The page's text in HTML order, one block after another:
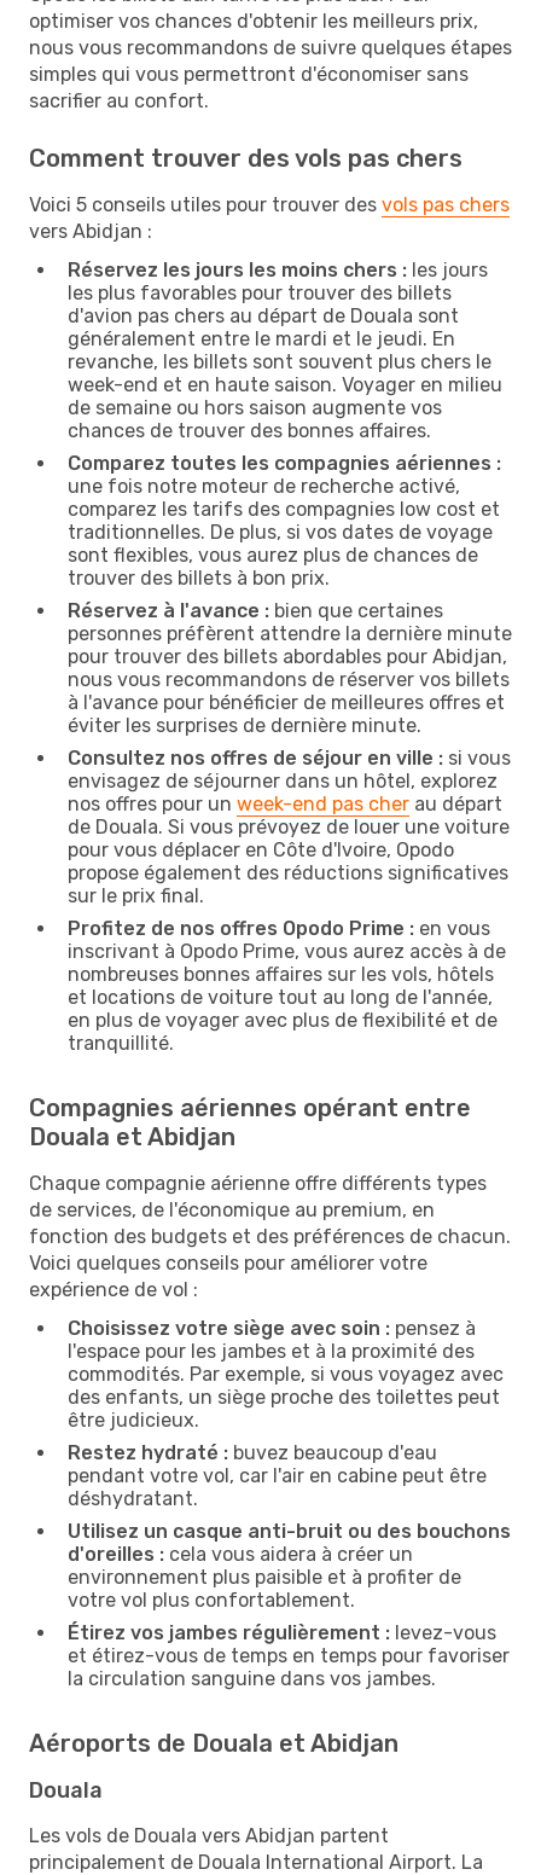
optimiser vos chances d'obtenir les meilleurs prix,
nous vous recommandons de suivre quelques étapes
simples qui vous permettront d'économiser sans
sacrifier au confort.
Comment trouver des vols pas chers
Voici 5 conseils utiles pour trouver des vols pas chers
vers Abidjan :
Réservez les jours les moins chers : les jours
les plus favorables pour trouver des billets
d'avion pas chers au départ de Douala sont
généralement entre le mardi et le jeudi. En
revanche, les billets sont souvent plus chers le
week-end et en haute saison. Voyager en milieu
de semaine ou hors saison augmente vos
chances de trouver des bonnes affaires.
Comparez toutes les compagnies aériennes :
une fois notre moteur de recherche activé,
comparez les tarifs des compagnies low cost et
traditionnelles. De plus, si vos dates de voyage
sont flexibles, vous aurez plus de chances de
trouver des billets à bon prix.
Réservez à l'avance : bien que certaines
personnes préfèrent attendre la dernière minute
pour trouver des billets abordables pour Abidjan,
nous vous recommandons de réserver vos billets
à l'avance pour bénéficier de meilleures offres et
éviter les surprises de dernière minute.
Consultez nos offres de séjour en ville : si vous
envisagez de séjourner dans un hôtel, explorez
nos offres pour un week-end pas cher au départ
de Douala. Si vous prévoyez de louer une voiture
pour vous déplacer en Côte d'Ivoire, Opodo
propose également des réductions significatives
sur le prix final.
Profitez de nos offres Opodo Prime : en vous
inscrivant à Opodo Prime, vous aurez accès à de
nombreuses bonnes affaires sur les vols, hôtels
et locations de voiture tout au long de l'année,
en plus de voyager avec plus de flexibilité et de
tranquillité.
Compagnies aériennes opérant entre
Douala et Abidjan
Chaque compagnie aérienne offre différents types
de services, de l'économique au premium, en
fonction des budgets et des préférences de chacun.
Voici quelques conseils pour améliorer votre
expérience de vol :
Choisissez votre siège avec soin : pensez à
l'espace pour les jambes et à la proximité des
commodités. Par exemple, si vous voyagez avec
des enfants, un siège proche des toilettes peut
être judicieux.
Restez hydraté : buvez beaucoup d'eau
pendant votre vol, car l'air en cabine peut être
déshydratant.
Utilisez un casque anti-bruit ou des bouchons
d'oreilles : cela vous aidera à créer un
environnement plus paisible et à profiter de
votre vol plus confortablement.
Étirez vos jambes régulièrement : levez-vous
et étirez-vous de temps en temps pour favoriser
la circulation sanguine dans vos jambes.
Aéroports de Douala et Abidjan
Douala
Les vols de Douala vers Abidjan partent
principalement de Douala International Airport. La